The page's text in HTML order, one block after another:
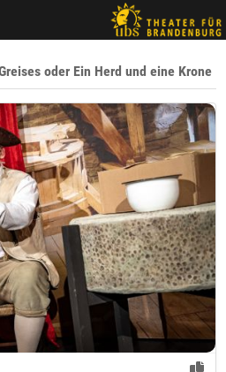
oder Ein Herd und eine Krone